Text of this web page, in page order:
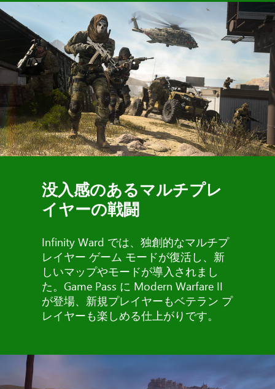
没入感のあるマルチプレ
イヤーの戦闘
Infinity Ward では、独創的なマルチプ
レイヤー ゲーム モードが復活し、新
しいマップやモードが導入されまし
た。Game Pass に Modern Warfare II
が登場、新規プレイヤーもベテラン プ
レイヤーも楽しめる仕上がりです。